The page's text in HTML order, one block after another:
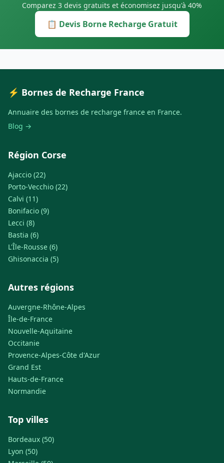
Comparez 3 devis gratuits et économisez jusqu'à 40%
📋 Devis Borne Recharge Gratuit
⚡ Bornes de Recharge France
Annuaire des bornes de recharge france en France.
Blog →
Région Corse
Ajaccio (22)
Porto-Vecchio (22)
Calvi (11)
Bonifacio (9)
Lecci (8)
Bastia (6)
L'Île-Rousse (6)
Ghisonaccia (5)
Autres régions
Auvergne-Rhône-Alpes
Île-de-France
Nouvelle-Aquitaine
Occitanie
Provence-Alpes-Côte d'Azur
Grand Est
Hauts-de-France
Normandie
Top villes
Bordeaux (50)
Lyon (50)